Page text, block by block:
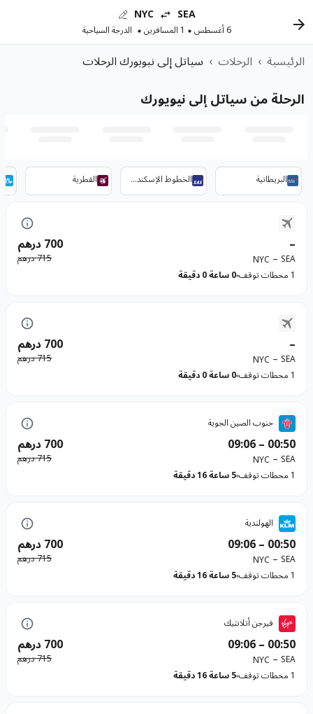
SEA
NYC
6 أغسطس 1 المسافرين الدرجة السياحية
الرئيسية › الرحلات › سياتل إلى نيويورك الرحلات
الرحلة من سياتل إلى نيويورك
البريطانية الخطوط الإسكندنافية القطرية
– 700 درهم
SEA
–
NYC
715 درهم
1 محطات توقف
0 ساعة 0 دقيقة
– 700 درهم
SEA
–
NYC
715 درهم
1 محطات توقف
0 ساعة 0 دقيقة
جنوب الصين الجوية
00:50
–
09:06 700 درهم
SEA
–
NYC
715 درهم
1 محطات توقف
5 ساعة 16 دقيقة
الهولندية
00:50
–
09:06 700 درهم
SEA
–
NYC
715 درهم
1 محطات توقف
5 ساعة 16 دقيقة
فيرجن أتلانتيك
00:50
–
09:06 700 درهم
SEA
–
NYC
715 درهم
1 محطات توقف
5 ساعة 16 دقيقة